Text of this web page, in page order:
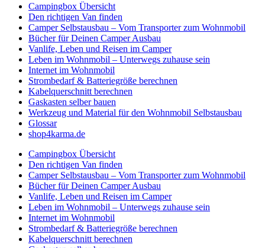
Campingbox Übersicht
Den richtigen Van finden
Camper Selbstausbau – Vom Transporter zum Wohnmobil
Bücher für Deinen Camper Ausbau
Vanlife, Leben und Reisen im Camper
Leben im Wohnmobil – Unterwegs zuhause sein
Internet im Wohnmobil
Strombedarf & Batteriegröße berechnen
Kabelquerschnitt berechnen
Gaskasten selber bauen
Werkzeug und Material für den Wohnmobil Selbstausbau
Glossar
shop4karma.de
Campingbox Übersicht
Den richtigen Van finden
Camper Selbstausbau – Vom Transporter zum Wohnmobil
Bücher für Deinen Camper Ausbau
Vanlife, Leben und Reisen im Camper
Leben im Wohnmobil – Unterwegs zuhause sein
Internet im Wohnmobil
Strombedarf & Batteriegröße berechnen
Kabelquerschnitt berechnen